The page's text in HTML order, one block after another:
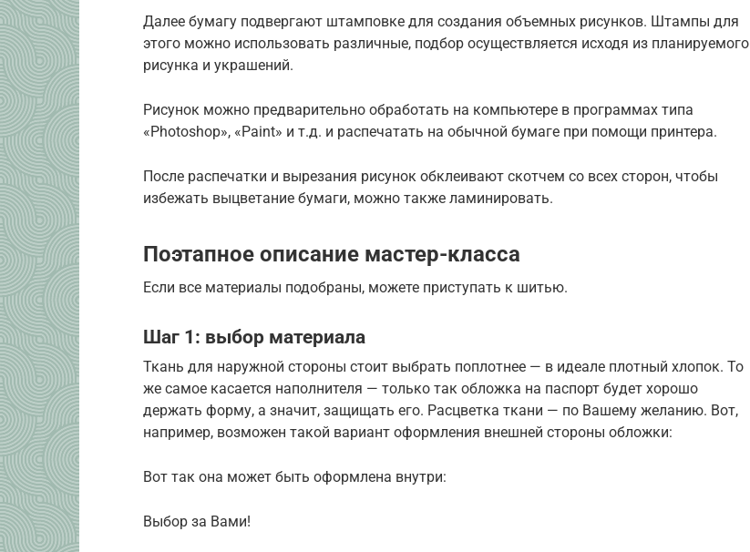
Далее бумагу подвергают штамповке для создания объемных рисунков. Штампы для
этого можно использовать различные, подбор осуществляется исходя из планируемого
рисунка и украшений.
Рисунок можно предварительно обработать на компьютере в программах типа
«Photoshop», «Paint» и т.д. и распечатать на обычной бумаге при помощи принтера.
После распечатки и вырезания рисунок обклеивают скотчем со всех сторон, чтобы
избежать выцветание бумаги, можно также ламинировать.
Поэтапное описание мастер-класса
Если все материалы подобраны, можете приступать к шитью.
Шаг 1: выбор материала
Ткань для наружной стороны стоит выбрать поплотнее — в идеале плотный хлопок. То
же самое касается наполнителя — только так обложка на паспорт будет хорошо
держать форму, а значит, защищать его. Расцветка ткани — по Вашему желанию. Вот,
например, возможен такой вариант оформления внешней стороны обложки:
Вот так она может быть оформлена внутри:
Выбор за Вами!